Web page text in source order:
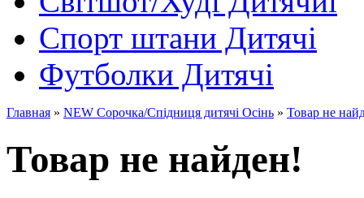
Спорт штани Дитячі
Футболки Дитячі
Главная » NEW Сорочка/Спідниця дитячі Осінь » Товар не
Товар не найден!